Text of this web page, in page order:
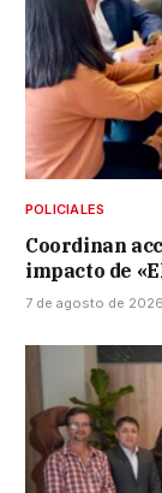
POLICIALES
Coordinan
impacto de
7 de agosto de 2026